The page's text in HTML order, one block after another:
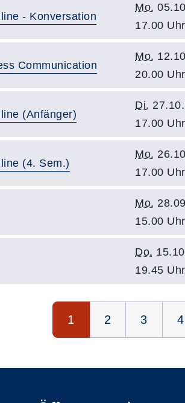
- Konversation
Mo.
17.00 Uhr
Communication
Mo.
20.00 Uhr
(Anfänger)
Di.
17.00 Uhr
(4. Sem.)
Mo.
17.00 Uhr
Mo.
15.00 Uhr
Do.
19.45 Uhr
1 2 3 4